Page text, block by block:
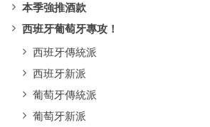
本季強推酒款
西班牙葡萄牙專攻！
西班牙傳統派
西班牙新派
葡萄牙傳統派
葡萄牙新派